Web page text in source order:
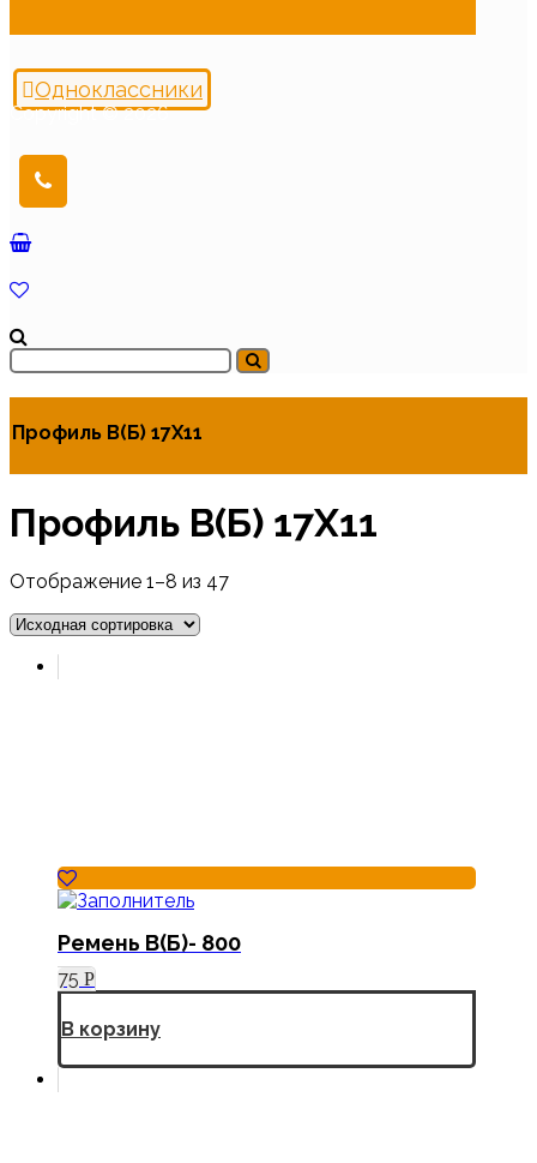
Одноклассники
Copyright © 2026
Профиль В(Б) 17Х11
Профиль В(Б) 17Х11
Отображение 1–8 из 47
Ремень В(Б)- 800
75 Р
В корзину